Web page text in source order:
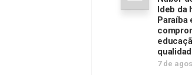
Ideb da
Paraíba
7 de